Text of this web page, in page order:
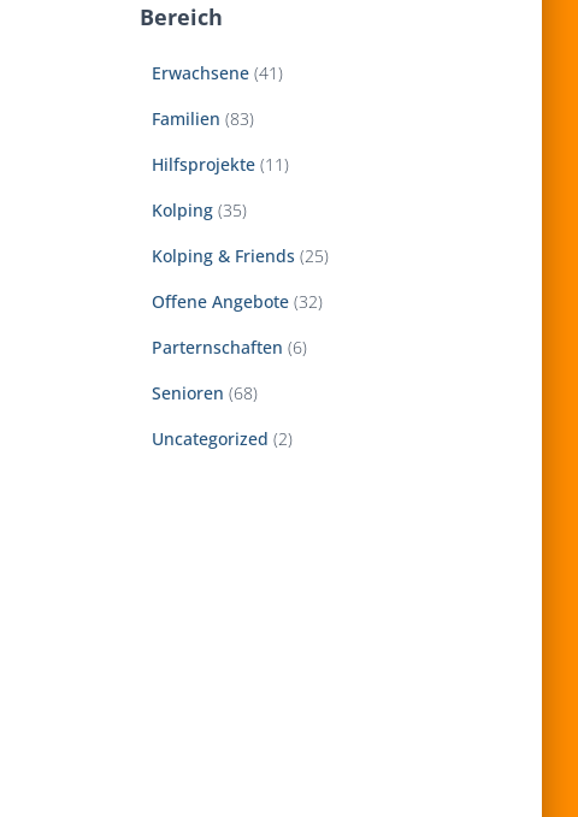
Bereich
Erwachsene(41)
Familien (83)
Hilfsprojekte(11)
Kolping(35)
Kolping & Friends (25)
Offene Angebote(32)
Parternschaften (6)
Senioren (68)
Uncategorized (2)